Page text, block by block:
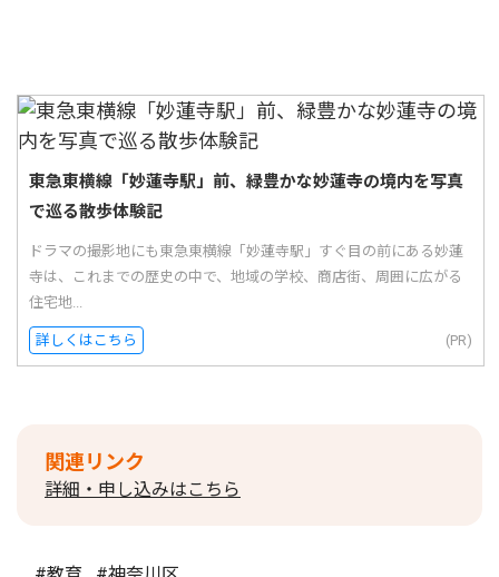
東急東横線「妙蓮寺駅」前、緑豊かな妙蓮寺の境内を写真
で巡る散歩体験記
ドラマの撮影地にも東急東横線「妙蓮寺駅」すぐ目の前にある妙蓮
寺は、これまでの歴史の中で、地域の学校、商店街、周囲に広がる
住宅地...
詳しくはこちら (PR)
関連リンク
詳細・申し込みはこちら